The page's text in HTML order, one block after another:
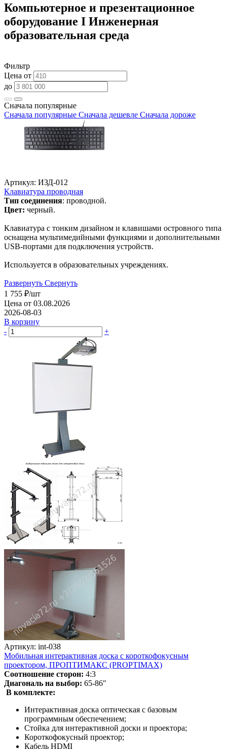
Компьютерное и презентационное
оборудование I Инженерная
образовательная среда
Фильтр
Цена от
до
Сначала популярные
Сначала популярные Сначала дешевле Сначала дороже
Артикул: ИЗД-012
Клавиатура проводная
Тип соединения: проводной.
Цвет: черный.
Клавиатура с тонким дизайном и клавишами островного типа
оснащена мультимедийными функциями и дополнительными
USB-портами для подключения устройств.
Используется в образовательных учреждениях.
Развернуть Свернуть
1 755 ₽/шт
Цена от 03.08.2026
2026-08-03
В корзину
-
+
Артикул: int-038
Мобильная интерактивная доска с короткофокусным
проектором, ПРОПТИМАКС (PROPTIMAX)
Соотношение сторон: 4:3
Диагональ на выбор: 65-86"
В комплекте:
Интерактивная доска оптическая с базовым
программным обеспечением;
Стойка для интерактивной доски и проектора;
Короткофокусный проектор;
Кабель HDMI